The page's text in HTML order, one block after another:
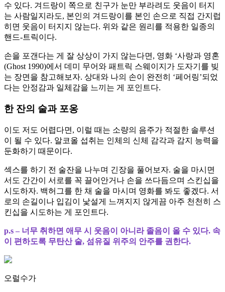
수 있다. 겨드랑이 쪽으로 친구가 눈만 부라려도 웃음이 터지
는 사람일지라도, 본인의 겨드랑이를 본인 손으로 직접 간지럽
히면 웃음이 터지지 않는다. 위와 같은 원리를 적용한 일종의
핸드-트릭이다.
손을 포갠다는 게 잘 상상이 가지 않는다면, 영화 ‘사랑과 영혼
(Ghost 1990)에서 데미 무어와 패트릭 스웨이지가 도자기를 빚
는 장면을 참고해보자. 상대와 나의 손이 완전히 ‘페어링’되었
다는 안정감과 일체감을 느끼는 게 포인트다.
한 잔의 술과 포옹
이도 저도 어렵다면, 이럴 때는 소량의 음주가 적절한 솔루션
이 될 수 있다. 알코올 섭취는 인체의 신체 감각과 감지 능력을
둔화하기 때문이다.
섹스를 하기 전 술잔을 나누며 긴장을 풀어보자. 술을 마시면
서도 간간이 서로를 꼭 끌어안거나 손을 쓰다듬으며 스킨십을
시도하자. 백허그를 한 채 술을 마시며 영화를 봐도 좋겠다. 서
로의 손길이나 입김이 낯설게 느껴지지 않게끔 아주 천천히 스
킨십을 시도하는 게 포인트다.
p.s – 너무 취하면 애무 시 웃음이 아니라 졸음이 올 수 있다. 속
이 편하도록 무탄산 술, 섬유질 위주의 안주를 권한다.
오럴수가